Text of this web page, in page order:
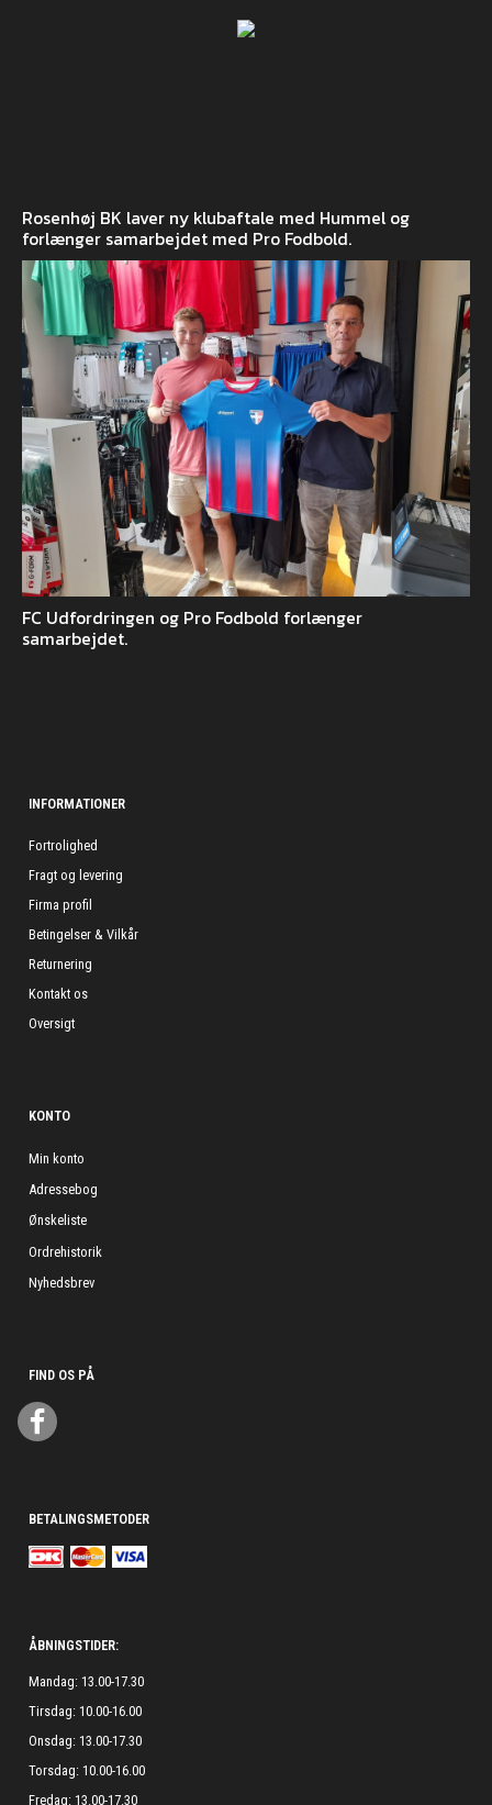
Rosenhøj BK laver ny klubaftale med Hummel og
forlænger samarbejdet med Pro Fodbold.
FC Udfordringen og Pro Fodbold forlænger
samarbejdet.
INFORMATIONER
Fortrolighed
Fragt og levering
Firma profil
Betingelser & Vilkår
Returnering
Kontakt os
Oversigt
KONTO
Min konto
Adressebog
Ønskeliste
Ordrehistorik
Nyhedsbrev
FIND OS PÅ
BETALINGSMETODER
ÅBNINGSTIDER:
Mandag: 13.00-17.30
Tirsdag: 10.00-16.00
Onsdag: 13.00-17.30
Torsdag: 10.00-16.00
Fredag: 13.00-17.30